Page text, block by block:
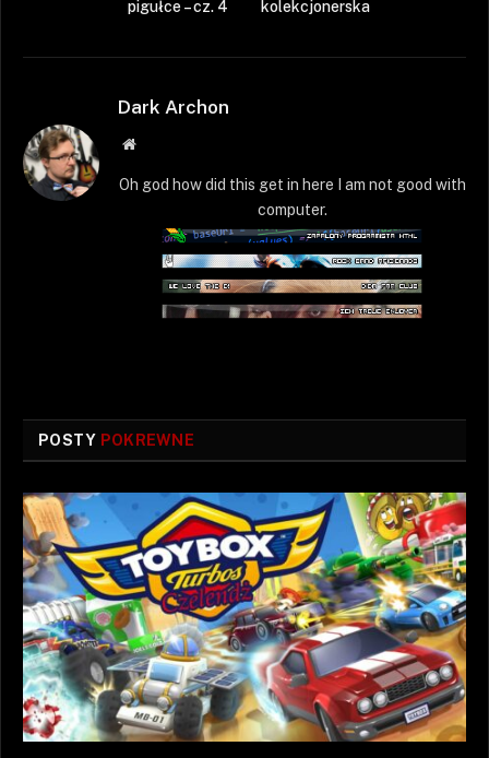
pigułce – cz. 4
kolekcjonerska
Dark Archon
Strona
Oh god how did this get in here I am not good with
computer.
POSTY POKREWNE